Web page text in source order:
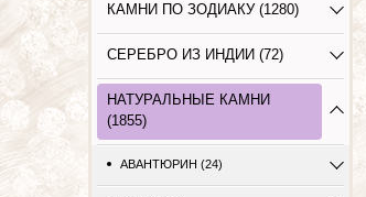
КАМНИ ПО ЗОДИАКУ (1280)
СЕРЕБРО ИЗ ИНДИИ (72)
НАТУРАЛЬНЫЕ КАМНИ
(1855)
АВАНТЮРИН (24)